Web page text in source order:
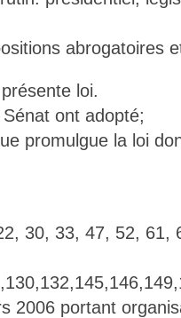
abrogatoires
loi.
ont adopté;
promulgue la loi
30, 33, 47, 52, 61,
2006 portant